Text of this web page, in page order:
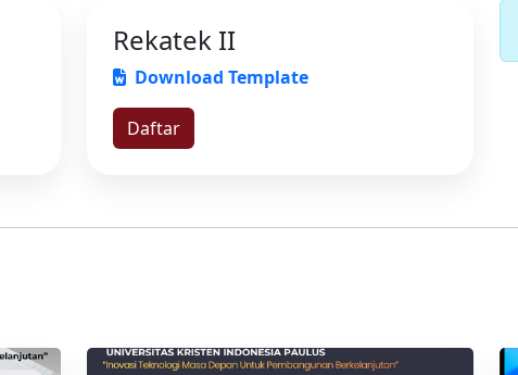
Rekatek II
Download Template
Daftar